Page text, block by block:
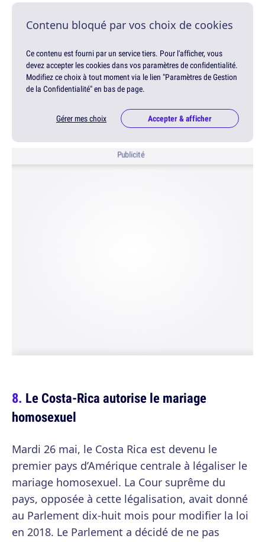
Contenu bloqué par vos choix de cookies
Ce contenu est fourni par un service tiers. Pour l'afficher, vous
devez accepter les cookies dans vos paramètres de confidentialité.
Modifiez ce choix à tout moment via le lien "Paramètres de Gestion
de la Confidentialité" en bas de page.
Gérer mes choix Accepter & afficher
Publicité
Le Costa-Rica autorise le mariage
homosexuel
Mardi 26 mai, le Costa Rica est devenu le
premier pays d’Amérique centrale à légaliser le
mariage homosexuel. La Cour suprême du
pays, opposée à cette légalisation, avait donné
au Parlement dix-huit mois pour modifier la loi
en 2018. Le Parlement a décidé de ne pas